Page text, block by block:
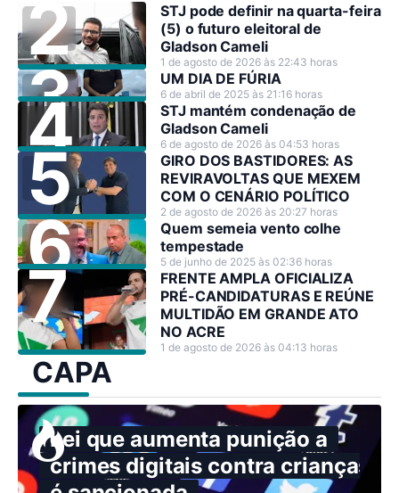
STJ pode definir na quarta-feira
(5) o futuro eleitoral de
Gladson Cameli
1 de agosto de 2026 às 22:43 horas
UM DIA DE FÚRIA
6 de abril de 2025 às 21:16 horas
STJ mantém condenação de
Gladson Cameli
6 de agosto de 2026 às 04:53 horas
GIRO DOS BASTIDORES: AS
REVIRAVOLTAS QUE MEXEM
COM O CENÁRIO POLÍTICO
2 de agosto de 2026 às 20:27 horas
Quem semeia vento colhe
tempestade
5 de junho de 2025 às 02:36 horas
FRENTE AMPLA OFICIALIZA
PRÉ-CANDIDATURAS E REÚNE
MULTIDÃO EM GRANDE ATO
NO ACRE
1 de agosto de 2026 às 04:13 horas
CAPA
Lei que aumenta punição a
crimes digitais contra crianças